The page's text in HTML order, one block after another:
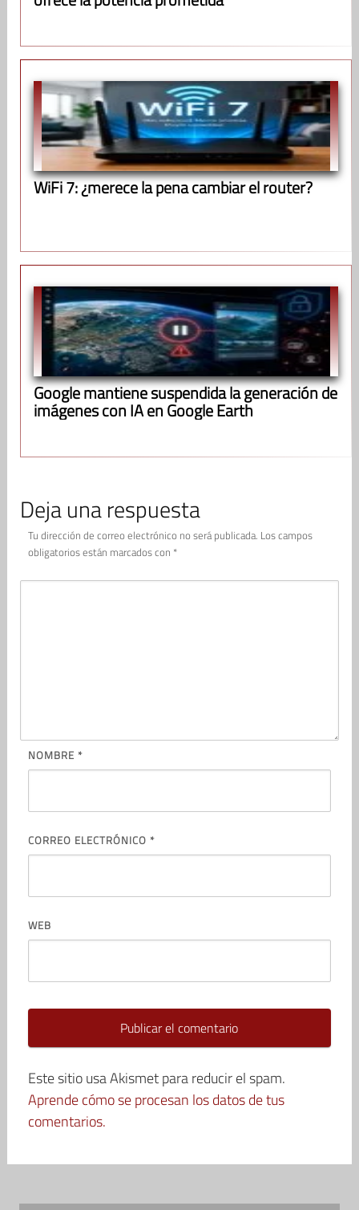
WiFi 7: ¿merece la pena cambiar el router?
Google mantiene suspendida la generación de
imágenes con IA en Google Earth
Deja una respuesta
Tu dirección de correo electrónico no será publicada. Los campos
obligatorios están marcados con *
NOMBRE *
CORREO ELECTRÓNICO *
WEB
Este sitio usa Akismet para reducir el spam.
Aprende cómo se procesan los datos de tus
comentarios.